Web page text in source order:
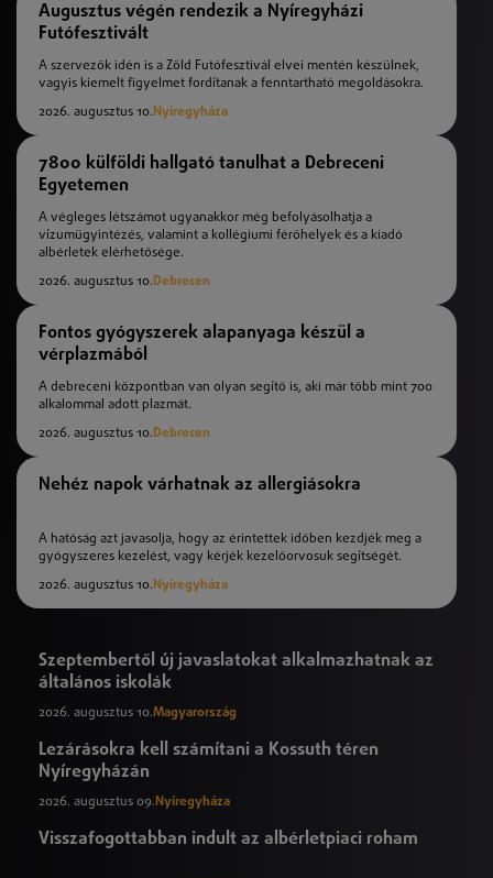
Augusztus végén rendezik a Nyíregyházi
Futófesztivált
A szervezők idén is a Zöld Futófesztivál elvei mentén készülnek,
vagyis kiemelt figyelmet fordítanak a fenntartható megoldásokra.
2026. augusztus 10. Nyíregyháza
7800 külföldi hallgató tanulhat a Debreceni
Egyetemen
A végleges létszámot ugyanakkor még befolyásolhatja a
vízumügyintézés, valamint a kollégiumi férőhelyek és a kiadó
albérletek elérhetősége.
2026. augusztus 10.Debrecen
Fontos gyógyszerek alapanyaga készül a
vérplazmából
A debreceni központban van olyan segítő is, aki már több mint 700
alkalommal adott plazmát.
2026. augusztus 10.Debrecen
Nehéz napok várhatnak az allergiásokra
A hatóság azt javasolja, hogy az érintettek időben kezdjék meg a
gyógyszeres kezelést, vagy kérjék kezelőorvosuk segítségét.
2026. augusztus 10. Nyíregyháza
Szeptembertől új javaslatokat alkalmazhatnak az
általános iskolák
2026. augusztus 10.Magyarország
Lezárásokra kell számítani a Kossuth téren
Nyíregyházán
2026. augusztus 09. Nyíregyháza
Visszafogottabban indult az albérletpiaci roham